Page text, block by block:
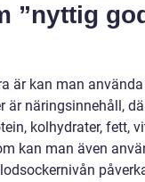
”nyttig
är kan man
är näringsinnehåll,
kolhydrater, fett,
kan man även